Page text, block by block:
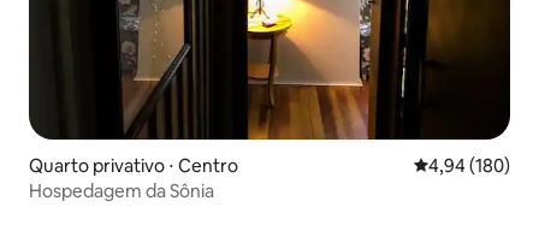
Quarto privativo ⋅ Centro 4,94 de uma
4,94 (180)
Hospedagem da Sônia